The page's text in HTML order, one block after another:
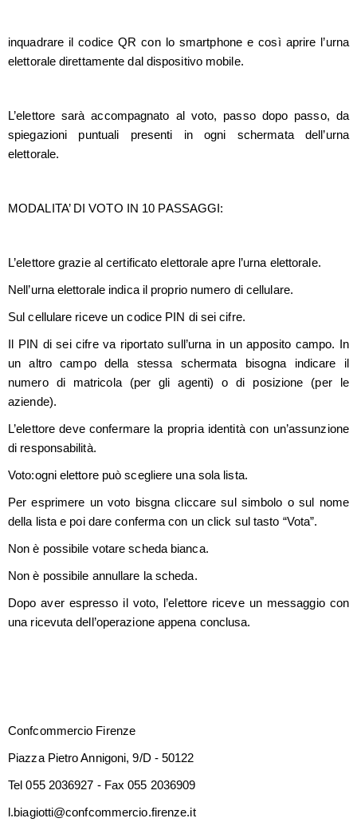
inquadrare il codice QR con lo smartphone e così aprire l’urna
elettorale direttamente dal dispositivo mobile.
L’elettore sarà accompagnato al voto, passo dopo passo, da
spiegazioni puntuali presenti in ogni schermata dell’urna
elettorale.
MODALITA’ DI VOTO IN 10 PASSAGGI:
L’elettore grazie al certificato elettorale apre l’urna elettorale.
Nell’urna elettorale indica il proprio numero di cellulare.
Sul cellulare riceve un codice PIN di sei cifre.
Il PIN di sei cifre va riportato sull’urna in un apposito campo. In
un altro campo della stessa schermata bisogna indicare il
numero di matricola (per gli agenti) o di posizione (per le
aziende).
L’elettore deve confermare la propria identità con un’assunzione
di responsabilità.
Voto:ogni elettore può scegliere una sola lista.
Per esprimere un voto bisgna cliccare sul simbolo o sul nome
della lista e poi dare conferma con un click sul tasto “Vota”.
Non è possibile votare scheda bianca.
Non è possibile annullare la scheda.
Dopo aver espresso il voto, l’elettore riceve un messaggio con
una ricevuta dell’operazione appena conclusa.
Confcommercio Firenze
Piazza Pietro Annigoni, 9/D - 50122
Tel 055 2036927 - Fax 055 2036909
l.biagiotti@confcommercio.firenze.it